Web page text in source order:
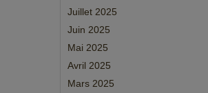
Juillet 2025
Juin 2025
Mai 2025
Avril 2025
Mars 2025